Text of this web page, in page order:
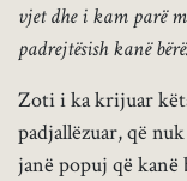
vjet dhe i kam parë
padrejtësish kanë bërë.
Zoti i ka krijuar
padjallëzuar, që
janë popuj që